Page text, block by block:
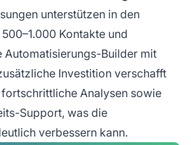
unterstützen in den
Kontakte und
Automatisierungs-Builder mit
Investition verschafft
Analysen sowie
Support, was die
verbessern kann.